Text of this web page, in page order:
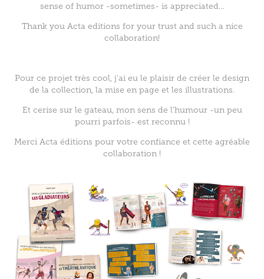
sense of humor -sometimes- is appreciated…
Thank you Acta editions for your trust and such a nice
collaboration!
Pour ce projet très cool, j'ai eu le plaisir de créer le design
de la collection, la mise en page et les illustrations.
Et cerise sur le gateau, mon sens de l'humour -un peu
pourri parfois- est reconnu !
Merci Acta éditions pour votre confiance et cette agréable
collaboration !